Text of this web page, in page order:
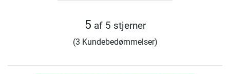
5 af 5 stjerner
(3 Kundebedømmelser)